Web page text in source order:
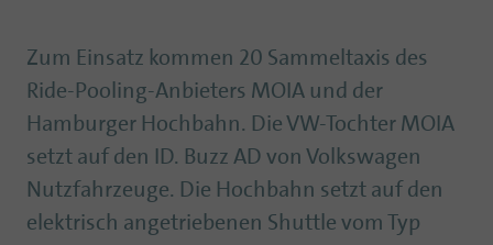
Zum Einsatz kommen 20 Sammeltaxis des
Ride-Pooling-Anbieters MOIA und der
Hamburger Hochbahn. Die VW-Tochter MOIA
setzt auf den ID. Buzz AD von Volkswagen
Nutzfahrzeuge. Die Hochbahn setzt auf den
elektrisch angetriebenen Shuttle vom Typ